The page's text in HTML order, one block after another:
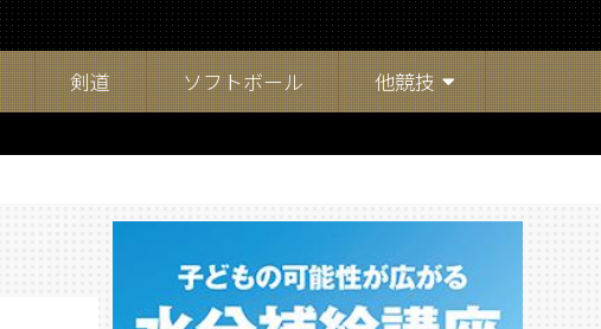
剣道 ソフトボール 他競技